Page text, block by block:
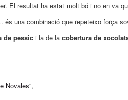
El resultat ha estat molt bó i no en va
és una combinació que repeteixo força
de pessic i la de la cobertura de
Novales“,